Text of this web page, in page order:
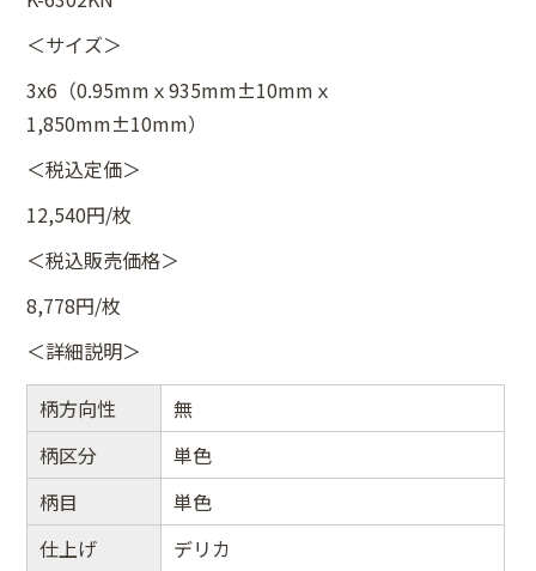
＜サイズ＞
3x6（0.95mmｘ935mm±10mmｘ
1,850mm±10mm）
＜税込定価＞
12,540円/枚
＜税込販売価格＞
8,778円/枚
＜詳細説明＞
柄方向性
無
柄区分
単色
柄目
単色
仕上げ
デリカ